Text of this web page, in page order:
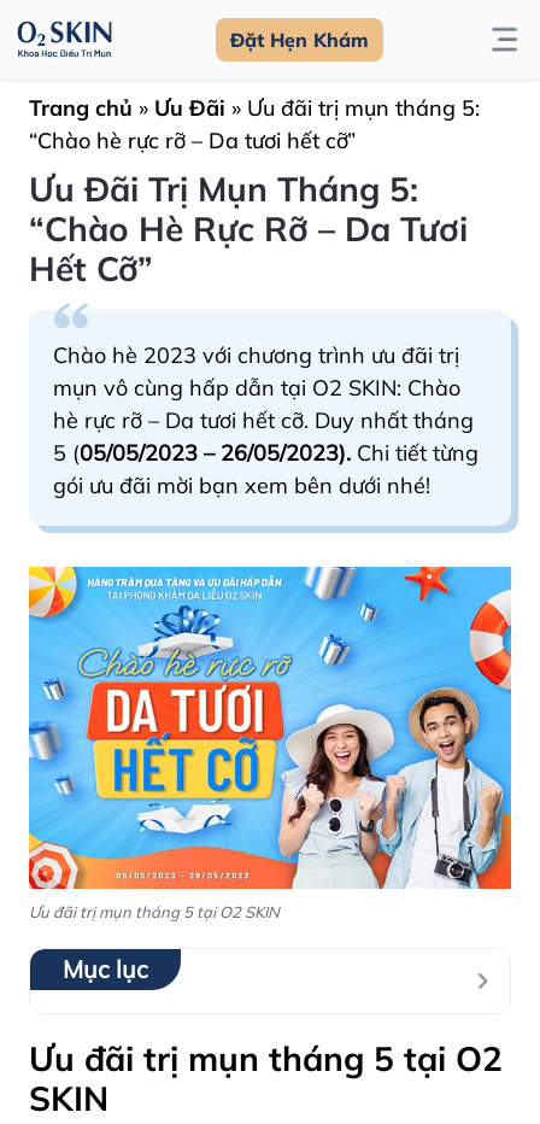
Đặt Hẹn Khám
Trang chủ » Ưu Đãi » Ưu đãi trị mụn tháng 5:
“Chào hè rực rỡ – Da tươi hết cỡ”
Ưu Đãi Trị Mụn Tháng 5:
“Chào Hè Rực Rỡ – Da Tươi
Hết Cỡ”
Chào hè 2023 với chương trình ưu đãi trị
mụn vô cùng hấp dẫn tại O2 SKIN: Chào
hè rực rỡ – Da tươi hết cỡ. Duy nhất tháng
5 (05/05/2023 – 26/05/2023). Chi tiết từng
gói ưu đãi mời bạn xem bên dưới nhé!
Ưu đãi trị mụn tháng 5 tại O2 SKIN
Mục lục
Ưu đãi trị mụn tháng 5 tại O2
SKIN